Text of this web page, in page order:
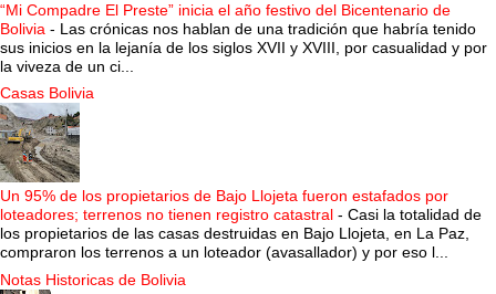
“Mi Compadre El Preste” inicia el año festivo del Bicentenario de
Bolivia - Las crónicas nos hablan de una tradición que habría tenido
sus inicios en la lejanía de los siglos XVII y XVIII, por casualidad y por
la viveza de un ci...
Casas Bolivia
Un 95% de los propietarios de Bajo Llojeta fueron estafados por
loteadores; terrenos no tienen registro catastral - Casi la totalidad de
los propietarios de las casas destruidas en Bajo Llojeta, en La Paz,
compraron los terrenos a un loteador (avasallador) y por eso l...
Notas Historicas de Bolivia